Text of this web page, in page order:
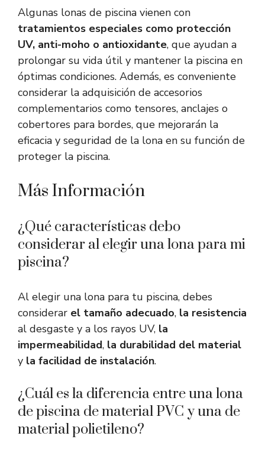
Algunas lonas de piscina vienen con
tratamientos especiales como protección
UV, anti-moho o antioxidante, que ayudan a
prolongar su vida útil y mantener la piscina en
óptimas condiciones. Además, es conveniente
considerar la adquisición de accesorios
complementarios como tensores, anclajes o
cobertores para bordes, que mejorarán la
eficacia y seguridad de la lona en su función de
proteger la piscina.
Más Información
¿Qué características debo
considerar al elegir una lona para mi
piscina?
Al elegir una lona para tu piscina, debes
considerar el tamaño adecuado, la resistencia
al desgaste y a los rayos UV, la
impermeabilidad, la durabilidad del material
y la facilidad de instalación.
¿Cuál es la diferencia entre una lona
de piscina de material PVC y una de
material polietileno?